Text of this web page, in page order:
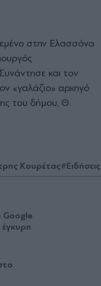
στην Ελασσόνα
και τον
«γαλάζιο» αρχηγό
του δήµου, Θ.
Κουρέτας
έγκυρη